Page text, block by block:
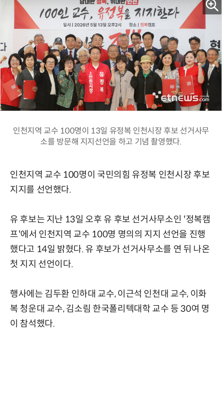
인천지역 교수 100명이 13일 유정복 인천시장 후보 선거사무
소를 방문해 지지선언을 하고 기념 촬영했다.
인천지역 교수 100명이 국민의힘 유정복 인천시장 후보
지지를 선언했다.
유 후보는 지난 13일 오후 유 후보 선거사무소인 '정복캠
프'에서 인천지역 교수 100명 명의의 지지 선언을 진행
했다고 14일 밝혔다. 유 후보가 선거사무소를 연 뒤 나온
첫 지지 선언이다.
행사에는 김두환 인하대 교수, 이근석 인천대 교수, 이화
복 청운대 교수, 김소림 한국폴리텍대학 교수 등 30여 명
이 참석했다.